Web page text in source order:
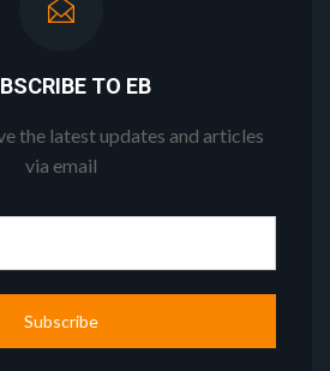
TO EB
the latest updates and articles
via email
Subscribe